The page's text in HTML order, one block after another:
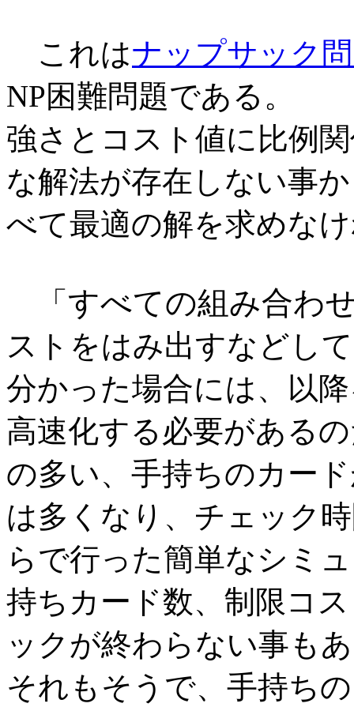
これはナップサック
NP困難問題である。
強さとコスト値に比例
な解法が存在しない事
べて最適の解を求めな
「 すべての組み合わ
ストをはみ出すなどし
分かった場合には、以
高速化する必要がある
の多い、手持ちのカー
は多くなり、チェック
らで行った簡単なシミ
持ちカード数、制限コ
ックが終わらない事も
それもそうで、手持ち